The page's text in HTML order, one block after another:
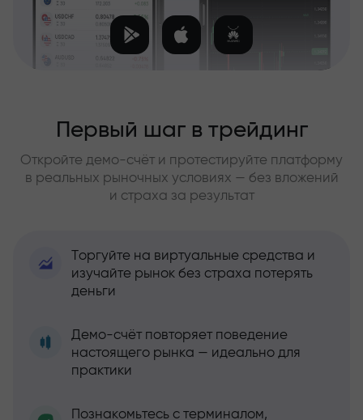
Первый шаг в трейдинг
Откройте демо-счёт и протестируйте платформу
в реальных рыночных условиях — без вложений
и страха за результат
Торгуйте на виртуальные средства и
изучайте рынок без страха потерять
деньги
Демо-счёт повторяет поведение
настоящего рынка — идеально для
практики
Познакомьтесь с терминалом,